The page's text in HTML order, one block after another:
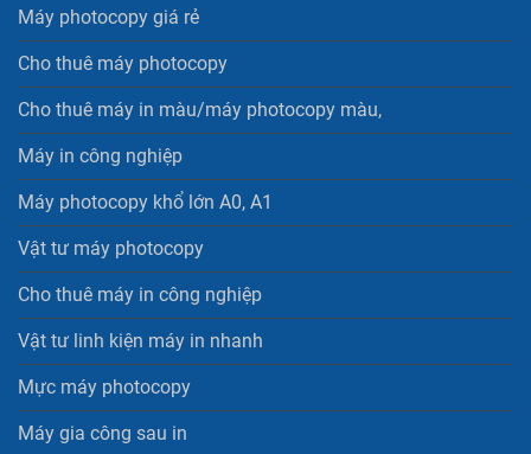
Máy photocopy giá rẻ
Cho thuê máy photocopy
Cho thuê máy in màu/máy photocopy màu,
Máy in công nghiệp
Máy photocopy khổ lớn A0, A1
Vật tư máy photocopy
Cho thuê máy in công nghiệp
Vật tư linh kiện máy in nhanh
Mực máy photocopy
Máy gia công sau in